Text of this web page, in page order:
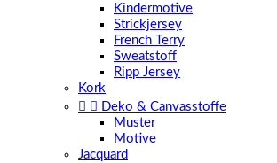
Kindermotive
Strickjersey
French Terry
Sweatstoff
Ripp Jersey
Kork
  Deko & Canvasstoffe
Muster
Motive
Jacquard